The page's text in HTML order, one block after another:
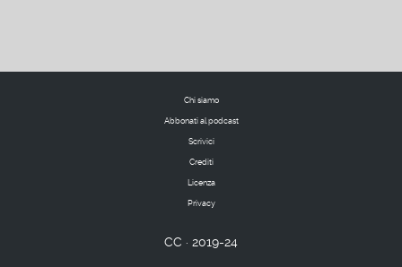
CC · 2019-24
Chi siamo
Abbonati al podcast
Scrivici
Crediti
Licenza
Privacy